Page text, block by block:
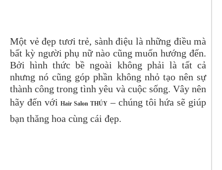
Một vẻ đẹp tươi trẻ, sành điệu là những điều mà
bất kỳ người phụ nữ nào cũng muốn hướng đến.
Bởi hình thức bề ngoài không phải là tất cả
nhưng nó cũng góp phần không nhỏ tạo nên sự
thành công trong tình yêu và cuộc sống. Vây nên
hãy đến vớiHair Salon THÚY – chúng tôi hứa sẽ giúp
bạn thăng hoa cùng cái đẹp.